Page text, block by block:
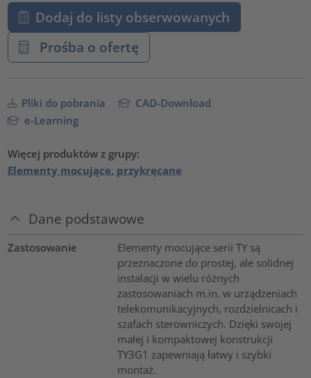
Dodaj do listy obserwowanych
Prośba o ofertę
Pliki do pobrania
CAD-Download
e-Learning
Więcej produktów z grupy:
Elementy mocujące, przykręcane
Dane podstawowe
Zastosowanie
Elementy mocujące serii TY są
przeznaczone do prostej, ale solidnej
instalacji w wielu różnych
zastosowaniach m.in. w urządzeniach
telekomunikacyjnych, rozdzielnicach i
szafach sterowniczych. Dzięki swojej
małej i kompaktowej konstrukcji
TY3G1 zapewniają łatwy i szybki
montaż.